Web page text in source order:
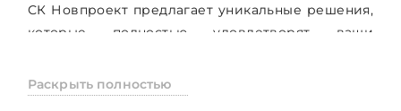
СК Новпроект предлагает уникальные решения,
которые полностью удовлетворят ваши
опытных архитекторов и строителей готова
разработать проект, учитывающий все нюансы:
Раскрыть полностью